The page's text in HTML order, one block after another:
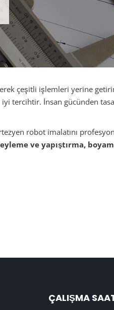
çeşitli işlemleri yerine
iyi tercihtir. İnsan gücünden
robot imalatını
ve yapıştırma,
ÇALIŞMA